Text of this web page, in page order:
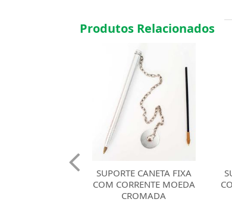
Produtos Relacionados
SUPORTE CANETA FIXA
COM CORRENTE MOEDA
PRETA